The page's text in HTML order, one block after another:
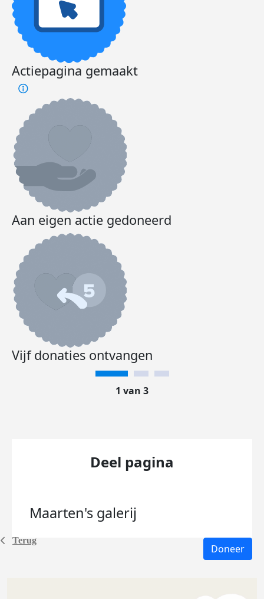
Terug
Actiepagina gemaakt
Aan eigen actie gedoneerd
Vijf donaties ontvangen
1 van 3
Deel pagina
Maarten's galerij
Doneer